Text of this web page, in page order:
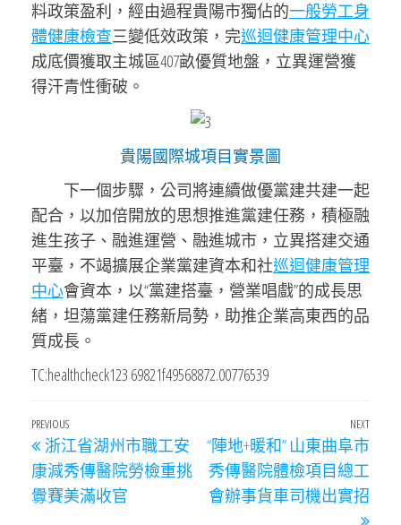
料政策盈利，經由過程貴陽市獨佔的一般勞工身
體健康檢查三變低效政策，完巡迴健康管理中心
成底價獲取主城區407畝優質地盤，立異運營獲
得汗青性衝破。
貴陽國際城項目實景圖
下一個步驟，公司將連續做優黨建共建一起
配合，以加倍開放的思想推進黨建任務，積極融
進生孩子、融進運營、融進城市，立異搭建交通
平臺，不竭擴展企業黨建資本和社巡迴健康管理
中心會資本，以“黨建搭臺，營業唱戲”的成長思
緒，坦蕩黨建任務新局勢，助推企業高東西的品
質成長。
TC:healthcheck123 69821f49568872.00776539
文
章
導
Previous
Post
PREVIOUS
浙江省湖州市職工安
康減秀傳醫院勞檢重挑
釁賽美滿收官
Next
NEXT
“陣地+暖和” 山東曲阜市
秀傳醫院體檢項目總工
會辦事貨車司機出實招